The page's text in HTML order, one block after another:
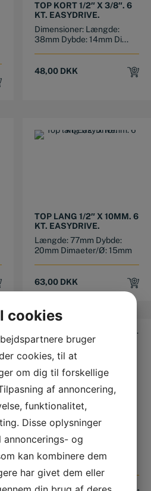
TOP KORT 1/2″ X 3/8″. 6
KT. EASYDRIVE.
Dimensioner: Længde:
38mm Dybde: 14mm Di...
48,00 DKK
TOP LANG 1/2″ X 10MM. 6
KT. EASYDRIVE.
Længde: 77mm Dybde:
20mm Dimaeter/Ø: 15mm
63,00 DKK
TOP KORT 1/2″ 23MM. 6
KT. EASYDRIVE.
Top kort 1/2" 23mm. 6 kt.
EasyDrive. Længde: 38mm
...
cookies
bruger
cookies, til at
om dig til forskellige
af annoncering,
funktionalitet,
Disse oplysninger
og
kan kombinere dem
har givet dem eller